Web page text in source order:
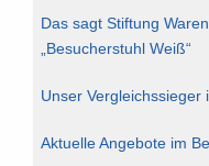
Das sagt Stiftung
„Besucherstuhl Weiß“
Unser Vergleichssieger
Aktuelle Angebote im